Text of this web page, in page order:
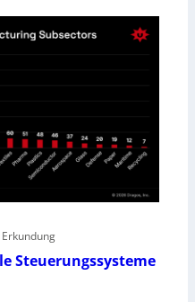
Steuerungssysteme